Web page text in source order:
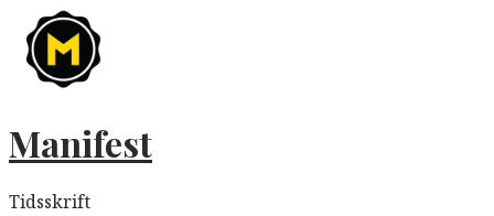
Skip
content
Manifest
Tidsskrift